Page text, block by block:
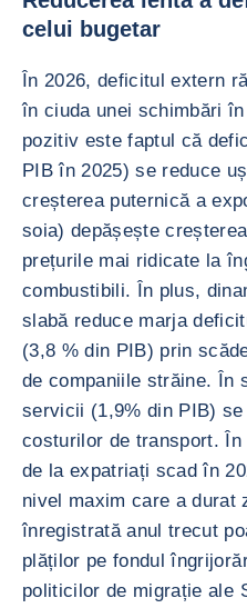
celui bugetar
În 2026, deficitul extern
în ciuda unei schimbări
pozitiv este faptul că
PIB în 2025) se reduce
creșterea puternică a
soia) depășește
prețurile mai ridicate la
combustibili. În plus,
slabă reduce marja
(3,8 % din PIB) prin
de companiile străine. În
servicii (1,9% din PIB)
costurilor de transport.
de la expatriați scad în
nivel maxim care a durat
înregistrată anul trecut
plăților pe fondul
politicilor de migrație ale